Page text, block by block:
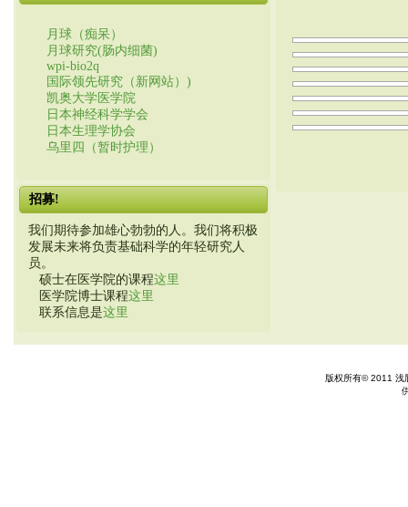
月球（痴呆）
月球研究(肠内细菌)
wpi-bio2q
国际领先研究（新网站）)
凯奥大学医学院
日本神经科学学会
日本生理学协会
乌里四（暂时护理）
招募!
我们期待参加雄心勃勃的人。我们将积极
发展未来将负责基础科学的年轻研究人
员。
硕士在医学院的课程这里
医学院博士课程这里
联系信息是这里
版权所有© 2011 浅